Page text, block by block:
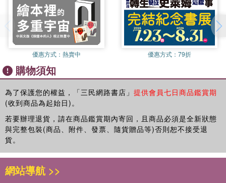
在。讀完這本散文集，我想，人生如一塊蛋糕，神不吃，或許
是因為只有詩人才嘗得出箇中的苦甜甘美吧。
──陳冠良（作家）
讀者認識陳育律，可能經由詩作或翻譯，此次跨向散文，育律
的文字依舊保有詩意質地。在散文集《神不吃甜點吧》中，則
多了幾分故事的厚度與趣味。
他將日子緩緩攤開，有在異地探索的篇章，也有與自我對話的
段落。細讀文字，比起向外傾訴，更似私密日記裡的自言自
單場景寫出多樣層次，勾勒鮮明的語彙風格，讀來令人回味再
三。
──彭紹宇（作家）
19 找寶貝的日子
20 又見銀河
21 痛痛快快說再會
22 忘不了王爾德
23 各自歸還
24 天亮了又黑
25 珍珠與帆
26 影事
27 問
28 親愛的我現在還是不知道
29 移動的前後時光
輯三／金萱靑茶：還好你也一樣，無糖去冰
30 阿波羅
31 費歐娜
32 初級文法
做一場夢的勇氣，命運才會在人的面前姿態柔軟下來。半夢半
醒之際，發現暴戾的想像是夜闇的房裡善心供應的夜宵，如果
口味稍重，便拿一顆孤獨的心放在焰頂炙燒，滿滿地烤出淚水
中的鹽分。
千挑萬選揀中了冷鋒來的日子踏青，不去公園綠地，乘著地鐵
在地底穿行，探出頭來已在城郊，向亡者的國度前去。
一般，只能無可救藥地一探再探，用近乎痛苦的心情證明愛的
過程，用最靠近死亡的凝視去試探生存的價值。墓園踏青有種
虛幻的感覺，幾度錯覺來到人聲鼎沸的市集，卻聽不見對談的
字句，以為自己走在陽光底下，轉過一個彎口後卻連天色都幽
暗得如同墓碑用的大理石。
真即是假，假即是真，城內的玻璃帷幕大廈，不比逝者的故事
們來得真實，而城市陰晴不定的灰黑天色，竟比那些幽魅的傳
優惠方式： 熱賣中 優惠方式： 79折
購物須知
為了保護您的權益，「三民網路書店」 提供會員七日商品鑑賞期
(收到商品為起始日)。
若要辦理退貨，請在商品鑑賞期內寄回，且商品必須是全新狀態
與完整包裝(商品、附件、發票、隨貨贈品等)否則恕不接受退
貨。
網站導航 >>